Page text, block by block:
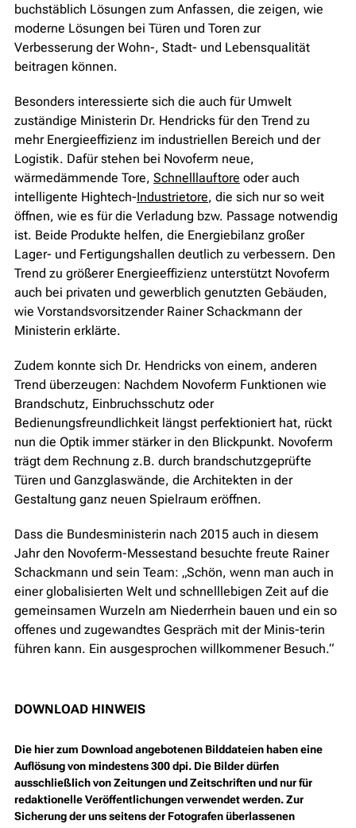
buchstäblich Lösungen zum Anfassen, die zeigen, wie
moderne Lösungen bei Türen und Toren zur
Verbesserung der Wohn-, Stadt- und Lebensqualität
beitragen können.
Besonders interessierte sich die auch für Umwelt
zuständige Ministerin Dr. Hendricks für den Trend zu
mehr Energieeffizienz im industriellen Bereich und der
Logistik. Dafür stehen bei Novoferm neue,
wärmedämmende Tore, Schnelllauftore oder auch
intelligente Hightech-Industrietore, die sich nur so weit
öffnen, wie es für die Verladung bzw. Passage notwendig
ist. Beide Produkte helfen, die Energiebilanz großer
Lager- und Fertigungshallen deutlich zu verbessern. Den
Trend zu größerer Energieeffizienz unterstützt Novoferm
auch bei privaten und gewerblich genutzten Gebäuden,
wie Vorstandsvorsitzender Rainer Schackmann der
Ministerin erklärte.
Zudem konnte sich Dr. Hendricks von einem, anderen
Trend überzeugen: Nachdem Novoferm Funktionen wie
Brandschutz, Einbruchsschutz oder
Bedienungsfreundlichkeit längst perfektioniert hat, rückt
nun die Optik immer stärker in den Blickpunkt. Novoferm
trägt dem Rechnung z.B. durch brandschutzgeprüfte
Türen und Ganzglaswände, die Architekten in der
Gestaltung ganz neuen Spielraum eröffnen.
Dass die Bundesministerin nach 2015 auch in diesem
Jahr den Novoferm-Messestand besuchte freute Rainer
Schackmann und sein Team: „Schön, wenn man auch in
einer globalisierten Welt und schnelllebigen Zeit auf die
gemeinsamen Wurzeln am Niederrhein bauen und ein so
offenes und zugewandtes Gespräch mit der Minis-terin
führen kann. Ein ausgesprochen willkommener Besuch.“
DOWNLOAD HINWEIS
Die hier zum Download angebotenen Bilddateien haben eine
Auflösung von mindestens 300 dpi. Die Bilder dürfen
ausschließlich von Zeitungen und Zeitschriften und nur für
redaktionelle Veröffentlichungen verwendet werden. Zur
Sicherung der uns seitens der Fotografen überlassenen